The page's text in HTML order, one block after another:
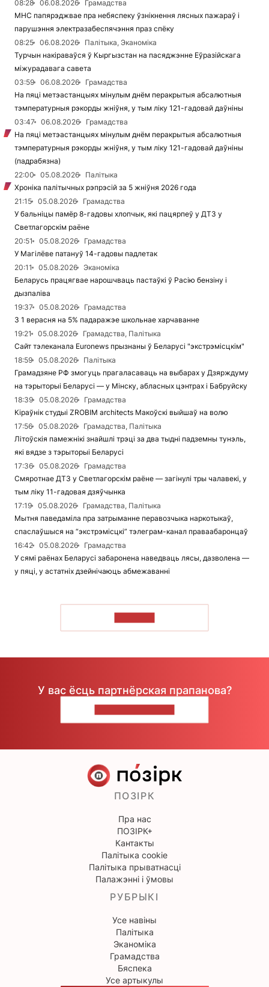
08:28 06.08.2026
Грамадства
МНС папярэджвае пра небяспеку ўзнікнення лясных пажараў і
парушэння электразабеспячэння праз спёку
08:25
06.08.2026
Палітыка, Эканоміка
Турчын накіраваўся ў Кыргызстан на пасяджэнне Еўразійскага
міжурадавага савета
03:59
06.08.2026
Грамадства
На пяці метэастанцыях мінулым днём перакрытыя абсалютныя
тэмпературныя рэкорды жніўня, у тым ліку 121-гадовай даўніны
03:47
06.08.2026
Грамадства
На пяці метэастанцыях мінулым днём перакрытыя абсалютныя
тэмпературныя рэкорды жніўня, у тым ліку 121-гадовай даўніны
(падрабязна)
22:00
05.08.2026
Палітыка
Хроніка палітычных рэпрэсій за 5 жніўня 2026 года
21:15
05.08.2026
Грамадства
У бальніцы памёр 8-гадовы хлопчык, які пацярпеў у ДТЗ у
Светлагорскім раёне
20:51
05.08.2026
Грамадства
У Магілёве патануў 14-гадовы падлетак
20:11
05.08.2026
Эканоміка
Беларусь працягвае нарошчваць пастаўкі ў Расію бензіну і
дызпаліва
19:37
05.08.2026
Грамадства
З 1 верасня на 5% падаражэе школьнае харчаванне
19:21
05.08.2026
Грамадства, Палітыка
Сайт тэлеканала Euronews прызнаны ў Беларусі "экстрэмісцкім"
18:59
05.08.2026
Палітыка
Грамадзяне РФ змогуць прагаласаваць на выбарах у Дзярждуму
на тэрыторыі Беларусі — у Мінску, абласных цэнтрах і Бабруйску
18:39
05.08.2026
Грамадства
Кіраўнік студыі ZROBIM architects Макоўскі выйшаў на волю
17:56
05.08.2026
Грамадства, Палітыка
Літоўскія памежнікі знайшлі трэці за два тыдні падземны тунэль,
які вядзе з тэрыторыі Беларусі
17:36
05.08.2026
Грамадства
Смяротнае ДТЗ у Светлагорскім раёне — загінулі тры чалавекі, у
тым ліку 11-гадовая дзяўчынка
17:19
05.08.2026
Грамадства, Палітыка
Мытня паведаміла пра затрыманне перавозчыка наркотыкаў,
спаслаўшыся на “экстрэмісцкі” тэлеграм-канал праваабаронцаў
16:42
05.08.2026
Грамадства
У сямі раёнах Беларусі забаронена наведваць лясы, дазволена —
у пяці, у астатніх дзейнічаюць абмежаванні
У вас ёсць партнёрская прапанова?
ПОЗІРК
Пра нас
ПОЗІРК+
Кантакты
Палітыка cookie
Палітыка прыватнасці
Палажэнні і ўмовы
РУБРЫКІ
Усе навіны
Палітыка
Эканоміка
Грамадства
Бяспека
Усе артыкулы